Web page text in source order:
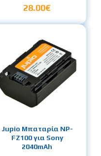
28.00€
Jupio Μπαταρία NP-
FZ100 για Sony
2040mAh